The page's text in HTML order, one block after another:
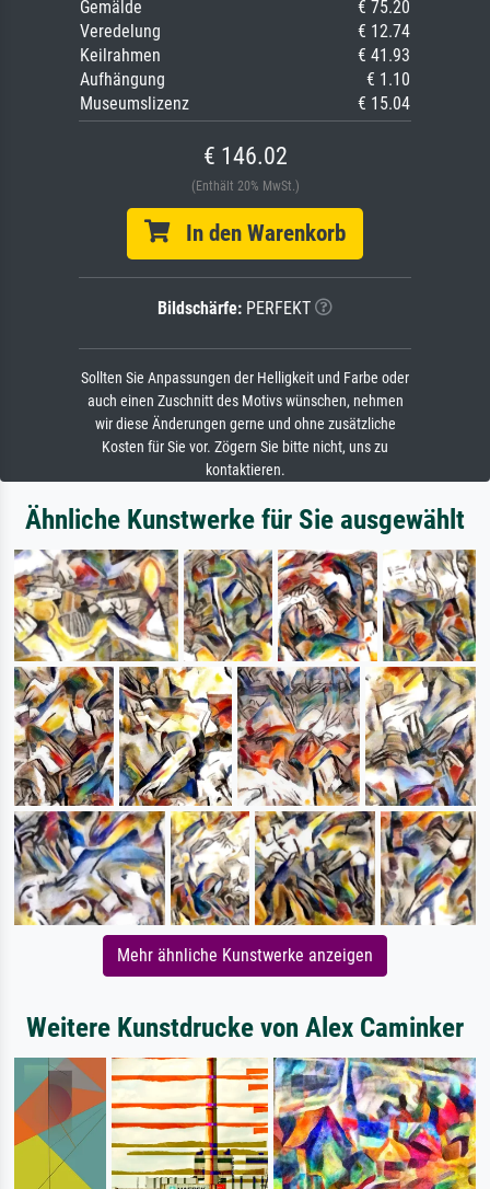
Gemälde
€ 75.20
Veredelung
€ 12.74
Keilrahmen
€ 41.93
Aufhängung
€ 1.10
Museumslizenz
€ 15.04
€ 146.02
(Enthält 20% MwSt.)
In den Warenkorb
Bildschärfe: PERFEKT
Sollten Sie Anpassungen der Helligkeit und Farbe oder
auch einen Zuschnitt des Motivs wünschen, nehmen
wir diese Änderungen gerne und ohne zusätzliche
Kosten für Sie vor. Zögern Sie bitte nicht, uns zu
kontaktieren.
Ähnliche Kunstwerke für Sie ausgewählt
Mehr ähnliche Kunstwerke anzeigen
Weitere Kunstdrucke von Alex Caminker